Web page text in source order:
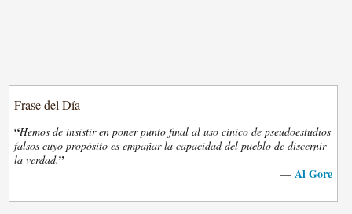
Frase del Día
“Hemos de insistir en poner punto final al uso cínico de pseudoestudios
falsos cuyo propósito es empañar la capacidad del pueblo de discernir
la verdad.”
— Al Gore